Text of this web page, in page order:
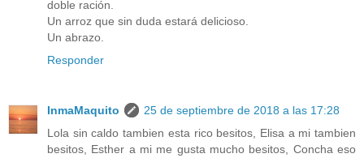
doble ración.
Un arroz que sin duda estará delicioso.
Un abrazo.
Responder
InmaMaquito
25 de septiembre de 2018 a las 17:28
Lola sin caldo tambien esta rico besitos, Elisa a mi tambien
besitos, Esther a mi me gusta mucho besitos, Concha eso